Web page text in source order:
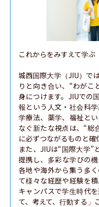
これからをみすえて学ぶ
城西国際大学（JIU）で
りと向き合い、“わがこ
身につけます。JIUでの
報という人文・社会科
学療法、薬学、福祉と
なぐ新たな視点は、“総
に必ずつながるものと確
また、JIUは“国際大学”
提携し、多彩な学びの
各地や海外から集う多
て様々な経歴や経験を
キャンパスで学生時代
て、考えて、行動する」